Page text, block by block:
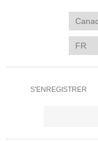
S'ENREGISTRER